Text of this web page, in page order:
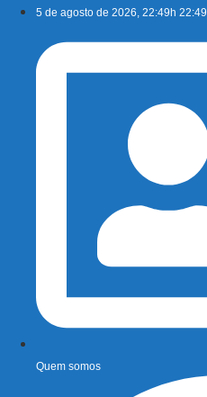
conteúdo
5 de agosto de 2026, 22:49h 22:49
Quem somos